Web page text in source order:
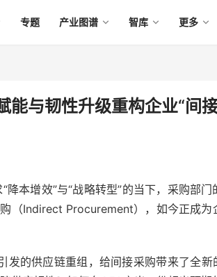
专题 产业图谱 智库 更多
与韧性升级重构企业“间接
本增效”与“战略转型”的当下，采购部
（Indirect Procurement），如今正成为
的供应链重组，给间接采购带来了全新